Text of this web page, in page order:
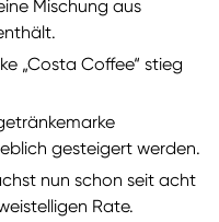
Mischung aus
„Costa Coffee“ stieg
gesteigert werden.
nun schon seit acht
Rate.